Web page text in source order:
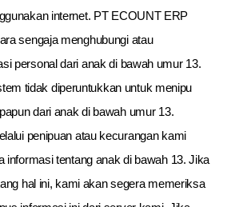
internet. PT ECOUNT ERP
sengaja menghubungi atau
personal dari anak di bawah umur 13.
tidak diperuntukkan untuk menipu
dari anak di bawah umur 13.
penipuan atau kecurangan kami
informasi tentang anak di bawah 13. Jika
hal ini, kami akan segera memeriksa